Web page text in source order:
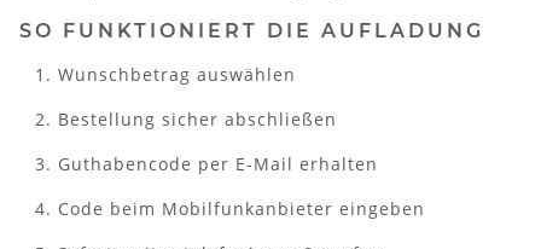
SO FUNKTIONIERT DIE AUFLADUNG
Wunschbetrag auswählen
Bestellung sicher abschließen
Guthabencode per E-Mail erhalten
Code beim Mobilfunkanbieter eingeben